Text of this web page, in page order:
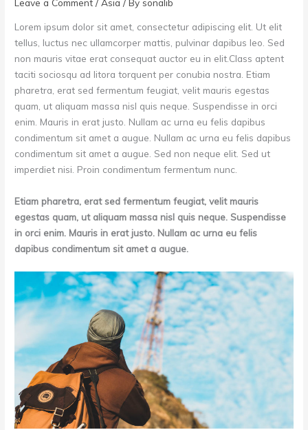
Leave a Comment / Asia / Bysonalib
Lorem ipsum dolor sit amet, consectetur adipiscing elit. Ut elit
tellus, luctus nec ullamcorper mattis, pulvinar dapibus leo. Sed
non mauris vitae erat consequat auctor eu in elit.Class aptent
taciti sociosqu ad litora torquent per conubia nostra. Etiam
pharetra, erat sed fermentum feugiat, velit mauris egestas
quam, ut aliquam massa nisl quis neque. Suspendisse in orci
enim. Mauris in erat justo. Nullam ac urna eu felis dapibus
condimentum sit amet a augue. Nullam ac urna eu felis dapibus
condimentum sit amet a augue. Sed non neque elit. Sed ut
imperdiet nisi. Proin condimentum fermentum nunc.
Etiam pharetra, erat sed fermentum feugiat, velit mauris
egestas quam, ut aliquam massa nisl quis neque. Suspendisse
in orci enim. Mauris in erat justo. Nullam ac urna eu felis
dapibus condimentum sit amet a augue.